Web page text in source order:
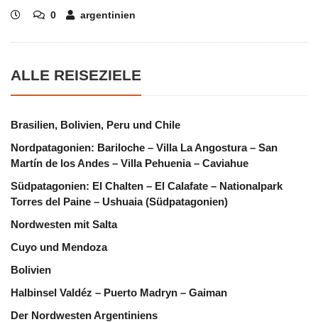
0 argentinien
ALLE REISEZIELE
Brasilien, Bolivien, Peru und Chile
Nordpatagonien: Bariloche – Villa La Angostura – San
Martín de los Andes – Villa Pehuenia – Caviahue
Südpatagonien: El Chalten – El Calafate – Nationalpark
Torres del Paine – Ushuaia (Südpatagonien)
Nordwesten mit Salta
Cuyo und Mendoza
Bolivien
Halbinsel Valdéz – Puerto Madryn – Gaiman
Der Nordwesten Argentiniens